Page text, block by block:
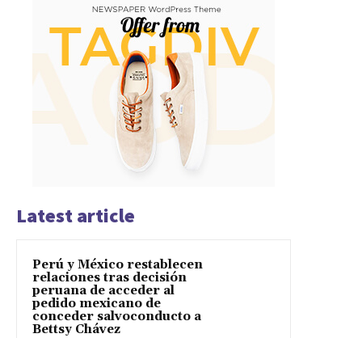
Latest article
Perú y México restablecen
relaciones tras decisión
peruana de acceder al
pedido mexicano de
conceder salvoconducto a
Bettsy Chávez